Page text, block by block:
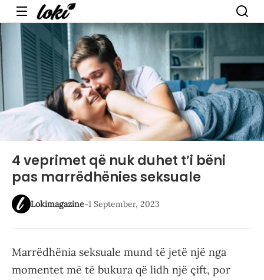
Menu
4 veprimet që nuk duhet t’i bëni
pas marrëdhënies seksuale
Lokimagazine-1 September, 2023
Marrëdhënia seksuale mund të jetë një nga
momentet më të bukura që lidh një çift, por